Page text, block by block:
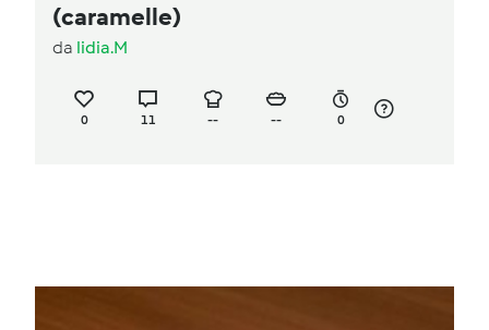
(caramelle)
da lidia.M
0 11 -- -- 0